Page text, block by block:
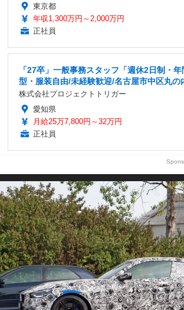
東京都
年収1,300万円～2,000万円
正社員
「27卒」一般事務スタッフ「週休2日制・
型・服装自由/未経験歓迎/名古屋市中区丸の
株式会社プロジェクトトリガー
愛知県
月給25万7,800円～32万円
正社員